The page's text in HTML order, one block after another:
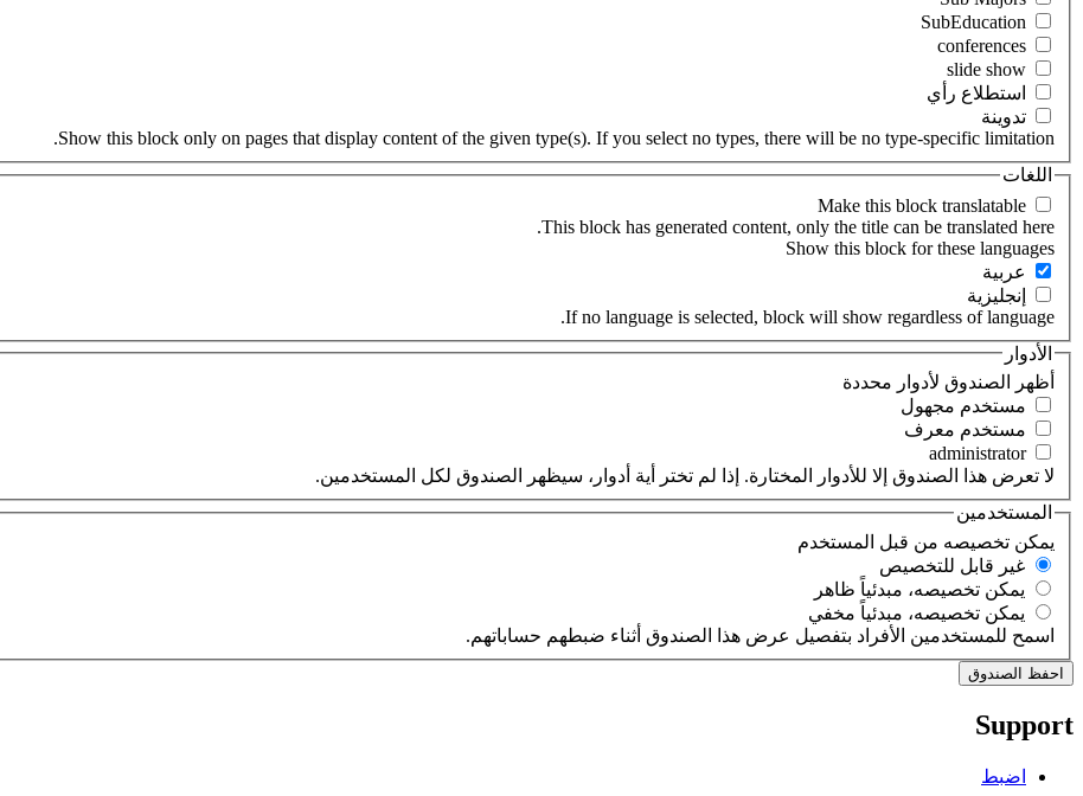
‏استطلاع رأي ‏
‏تدوينة ‏
Show this block only on pages that display content of the given type(s). If you select no types, there will be no type-specific limitation.
اللغات
This block has generated content, only the title can be translated here.
‏عربية ‏
‏إنجليزية ‏
If no language is selected, block will show regardless of language.
الأدوار
‏أظهر الصندوق لأدوار محددة ‏
‏مستخدم مجهول ‏
‏مستخدم معرف ‏
لا تعرض هذا الصندوق إلا للأدوار المختارة. إذا لم تختر أية أدوار، سيظهر الصندوق لكل المستخدمين.
المستخدمين
‏يمكن تخصيصه من قبل المستخدم ‏
‏غير قابل للتخصيص ‏
‏يمكن تخصيصه، مبدئياً ظاهر ‏
‏يمكن تخصيصه، مبدئياً مخفي ‏
اسمح للمستخدمين الأفراد بتفصيل عرض هذا الصندوق أثناء ضبطهم حساباتهم.
Support
اضبط